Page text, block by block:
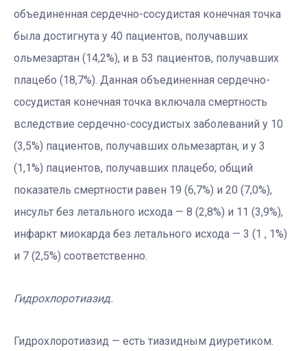
объединенная сердечно-сосудистая конечная точка
была достигнута у 40 пациентов, получавших
ольмезартан (14,2%), и в 53 пациентов, получавших
плацебо (18,7%). Данная объединенная сердечно-
сосудистая конечная точка включала смертность
вследствие сердечно-сосудистых заболеваний у 10
(3,5%) пациентов, получавших ольмезартан, и у 3
(1,1%) пациентов, получавших плацебо; общий
показатель смертности равен 19 (6,7%) и 20 (7,0%),
инсульт без летального исхода — 8 (2,8%) и 11 (3,9%),
инфаркт миокарда без летального исхода — 3 (1 , 1%)
и 7 (2,5%) соответственно.
Гидрохлоротиазид.
Гидрохлоротиазид — есть тиазидным диуретиком.